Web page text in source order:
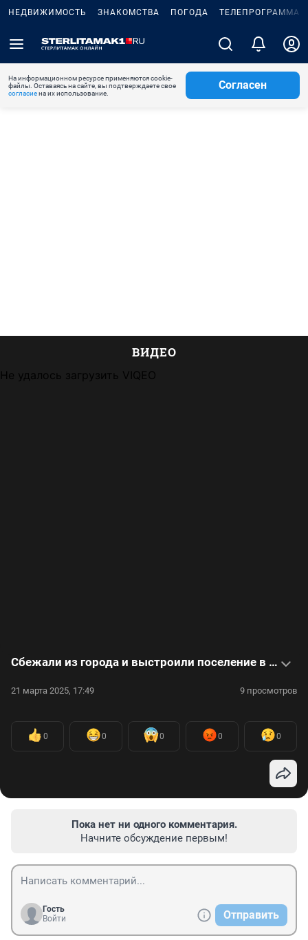
НЕДВИЖИМОСТЬ ЗНАКОМСТВА ПОГОДА ТЕЛЕПРОГРАММА
На информационном ресурсе применяются cookie-
файлы. Оставаясь на сайте, вы подтверждаете свое
согласиена их использование.
Согласен
ВИДЕО
Не удалось загрузить VIQEO
Сбежали из города и выстроили поселение в лесу. Интервью с жителями родовых поместий
21 марта 2025, 17:49 9 просмотров
0 0 0 0 0
Пока нет ни одного комментария.
Начните обсуждение первым!
Гость
Войти
Отправить